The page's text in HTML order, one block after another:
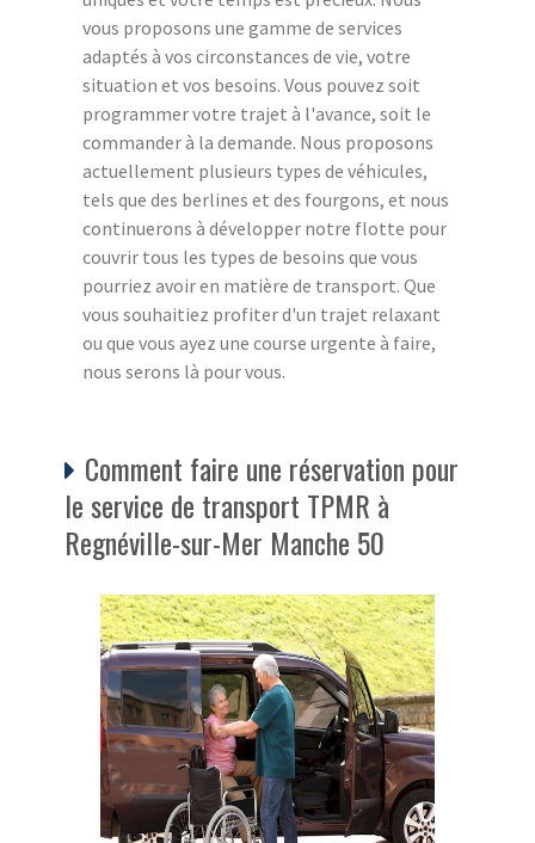
vous proposons une gamme de services
adaptés à vos circonstances de vie, votre
situation et vos besoins. Vous pouvez soit
programmer votre trajet à l'avance, soit le
commander à la demande. Nous proposons
actuellement plusieurs types de véhicules,
tels que des berlines et des fourgons, et nous
continuerons à développer notre flotte pour
couvrir tous les types de besoins que vous
pourriez avoir en matière de transport. Que
vous souhaitiez profiter d'un trajet relaxant
ou que vous ayez une course urgente à faire,
nous serons là pour vous.
Comment faire une réservation pour
le service de transport TPMR à
Regnéville-sur-Mer Manche 50